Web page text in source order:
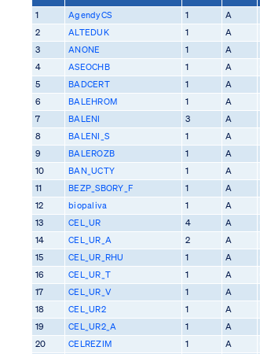
1 AgendyCS 1 A
2
ALTEDUK 1 A
3
ANONE 1 A
4
ASEOCHB 1 A
5
BADCERT 1 A
6
BALEHROM 1 A
7
BALENI 3 A
8
BALENI_S 1 A
9
BALEROZB 1 A
10
BAN_UCTY 1 A
11
BEZP_SBORY_F 1 A
12
biopaliva 1 A
13
CEL_UR 4 A
14
CEL_UR_A 2 A
15
CEL_UR_RHU 1 A
16
CEL_UR_T 1 A
17
CEL_UR_V 1 A
18
CEL_UR2 1 A
19
CEL_UR2_A 1 A
20
CELREZIM 1 A